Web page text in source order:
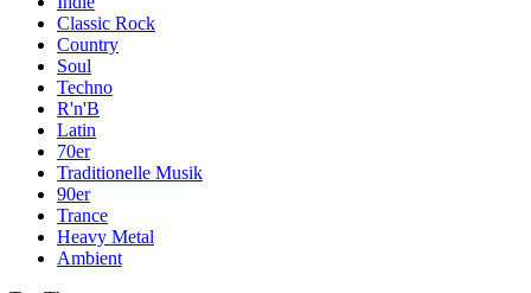
Classic Rock
Country
Soul
Techno
R'n'B
Latin
70er
Traditionelle Musik
90er
Trance
Heavy Metal
Ambient